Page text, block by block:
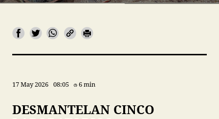
17 May 2026 08:05 6 min
DESMANTELAN CINCO